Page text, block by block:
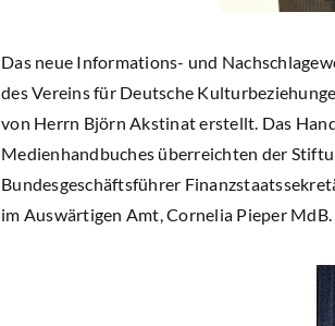
Das neue Informations- und
des Vereins für Deutsche
von Herrn Björn Akstinat erstellt. Das
Medienhandbuches überreichten der
Bundesgeschäftsführer
im Auswärtigen Amt, Cornelia Pieper MdB.